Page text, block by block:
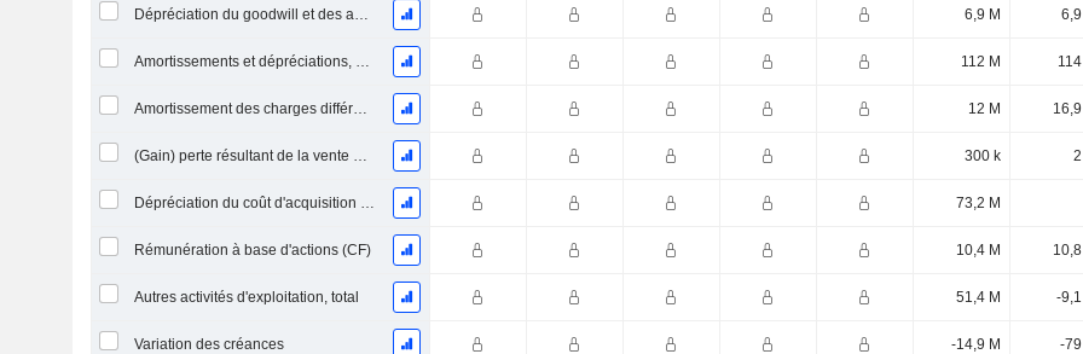
Dépréciation du goodwill et des actifs intangibles 6,9 M 6,9
Amortissements et dépréciations, Total 112 M
Amortissement des charges différées, Total - (CF) 12 M 16,9
(Gain) perte résultant de la vente d'un actif 300 k 2
Dépréciation du coût d'acquisition d'actifs et dépenses de restructuration 73,2 M
Rémunération à base d'actions (CF) 10,4 M 10,8
Autres activités d'exploitation, total 51,4 M -9,1
Variation des créances -14,9 M -79